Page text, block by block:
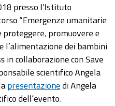
presso l’Istituto
“Emergenze umanitarie
promuovere e
l’alimentazione dei bambini
in collaborazione con Save
scientifico Angela
presentazionedi Angela
dell’evento.